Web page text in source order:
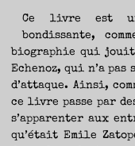
CÔTÉ,
PARLER
DE
DONC,
MAIS
NE
PAS
D’AUTRES
HORIZONS.
BREF,
SE
JETER
À
OU
SE
Ce livre est
bondissante,
biographie qui jouit
Echenoz, qui n’a
d’attaque. Ainsi,
ce livre passe par
s’apparenter aux
qu’était Emile